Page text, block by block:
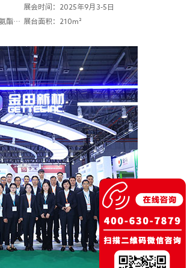
展会时间：2025年9月3-5日
展会名称：2025中国国际聚氨酯展览会(PU China) 展台面积：210m²